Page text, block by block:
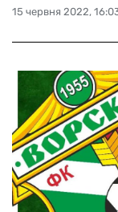
15 червня 2022,